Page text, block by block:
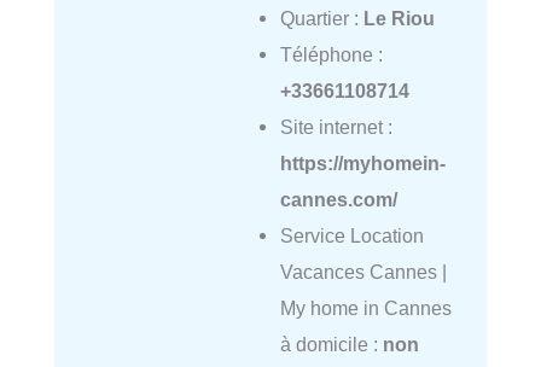
Quartier : Le Riou
Téléphone :
+33661108714
Site internet :
https://myhomein-
cannes.com/
Service Location
Vacances Cannes |
My home in Cannes
à domicile : non